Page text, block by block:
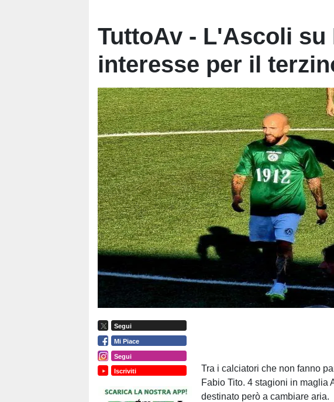
TuttoAv - L'Ascoli su
interesse per il
Segui
Mi Piace
Segui
Iscriviti
Tra i calciatori che non fanno
Fabio Tito. 4 stagioni in maglia
destinato però a cambiare aria.